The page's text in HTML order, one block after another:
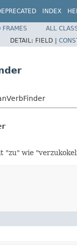
INDEX
FRAMES
ALL
DETAIL: FIELD |
wie